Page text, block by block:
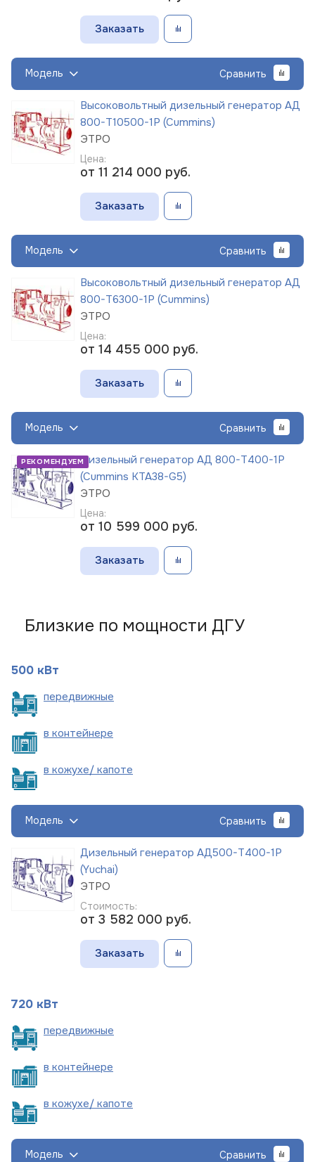
Заказать
Модель Сравнить
Высоковольтный дизельный генератор АД
800-Т10500-1Р (Cummins)
ЭТРО
Цена:
от 11 214 000 руб.
Заказать
Модель Сравнить
Высоковольтный дизельный генератор АД
800-Т6300-1Р (Cummins)
ЭТРО
Цена:
от 14 455 000 руб.
Заказать
Модель Сравнить
РЕКОМЕНДУЕМДизельный генератор АД 800-Т400-1Р
(Cummins KTA38-G5)
ЭТРО
Цена:
от 10 599 000 руб.
Заказать
Близкие по мощности ДГУ
500 кВт
передвижные
в контейнере
в кожухе/ капоте
Модель Сравнить
Дизельный генератор АД500-Т400-1Р
(Yuchai)
ЭТРО
Стоимость:
от 3 582 000 руб.
Заказать
720 кВт
передвижные
в контейнере
в кожухе/ капоте
Модель Сравнить